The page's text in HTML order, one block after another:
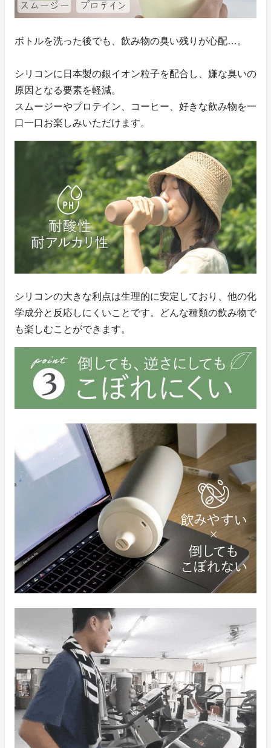
ボトルを洗った後でも、飲み物の臭い残りが心配…。
シリコンに日本製の銀イオン粒子を配合し、嫌な臭いの
原因となる要素を軽減。
スムージーやプロテイン、コーヒー、好きな飲み物を一
口一口お楽しみいただけます。
シリコンの大きな利点は生理的に安定しており、他の化
学成分と反応しにくいことです。どんな種類の飲み物で
も楽しむことができます。